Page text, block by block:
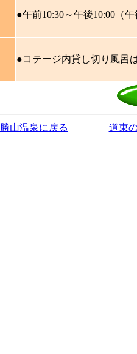
●午前10:30～午後10:00（
●コテージ内貸し切り風呂
勝山温泉に戻る 道東